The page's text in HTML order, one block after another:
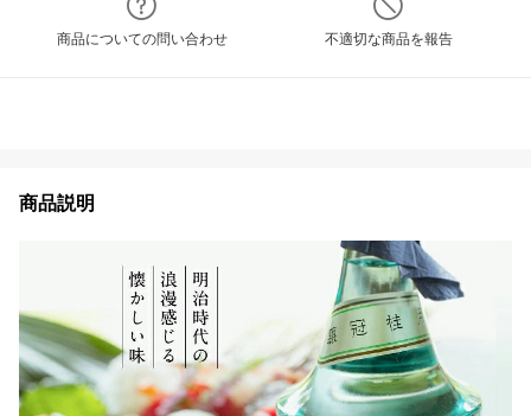
商品についての問い合わせ 不適切な商品を報告
商品説明